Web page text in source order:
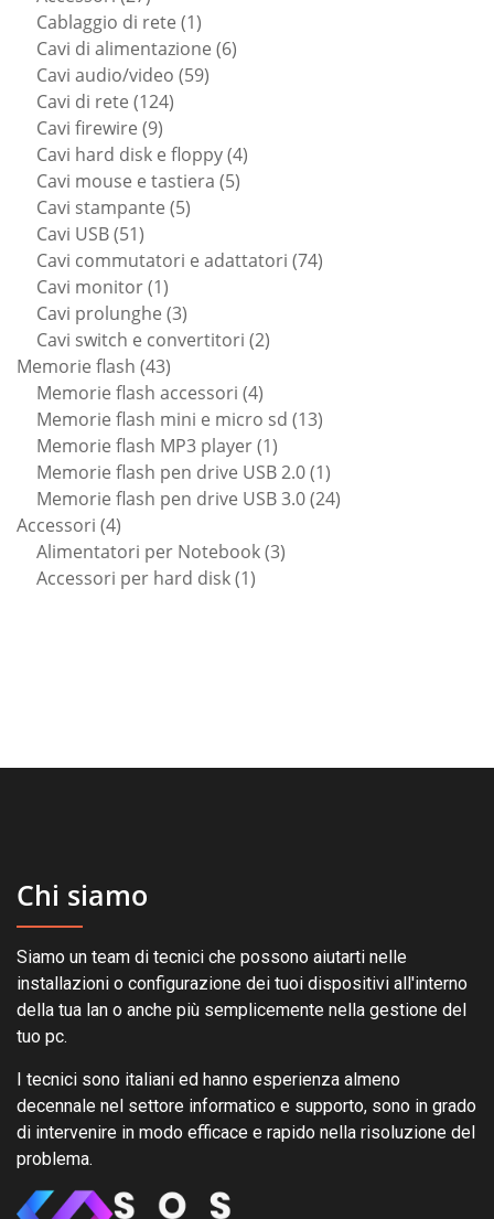
prodotti
Cablaggio di rete 11
prodotto
Cavi di alimentazione 66
Cavi audio/video 5959
Cavi di rete 124124
Cavi firewire 99
prodotti
Cavi hard disk e floppy 44
Cavi mouse e tastiera 55
Cavi stampante 55
Cavi USB 5151
prodotti
Cavi commutatori e adattatori 7474
Cavi monitor 11
prodotto
Cavi prolunghe 33
prodotti
Cavi switch e convertitori 22
Memorie flash 4343
prodotti
Memorie flash accessori 44
prodotti
Memorie flash mini e micro sd 1313
Memorie flash MP3 player 11
prodotto
Memorie flash pen drive USB 2.0 11
prodotto
Memorie flash pen drive USB 3.0 2424
Accessori 44
prodotti
Alimentatori per Notebook 33
Accessori per hard disk 11
Chi siamo
Siamo un team di tecnici che possono aiutarti nelle
installazioni o configurazione dei tuoi dispositivi all'interno
della tua lan o anche più semplicemente nella gestione del
tuo pc.
I tecnici sono italiani ed hanno esperienza almeno
decennale nel settore informatico e supporto, sono in grado
di intervenire in modo efficace e rapido nella risoluzione del
problema.